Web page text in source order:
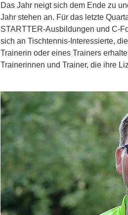
Das Jahr neigt sich dem Ende zu
Jahr stehen an. Für das letzte
STARTTER-Ausbildungen und C-
sich an Tischtennis-Interessierte,
Trainerin oder eines Trainers
Trainerinnen und Trainer, die ihre